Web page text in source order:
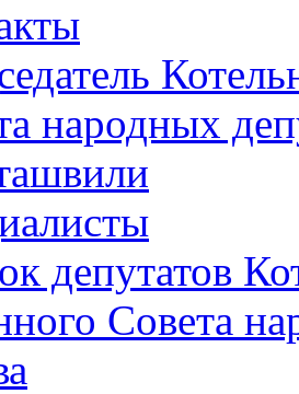
народных
депутатов
Совета